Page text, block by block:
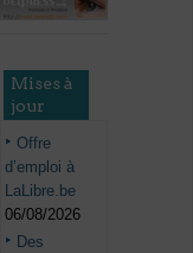
Mises à
jour
Offre
d’emploi à
LaLibre.be
06/08/2026
Des